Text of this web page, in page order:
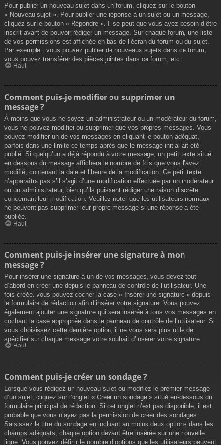
Pour publier un nouveau sujet dans un forum, cliquez sur le bouton
« Nouveau sujet ». Pour publier une réponse à un sujet ou un message,
cliquez sur le bouton « Répondre ». Il se peut que vous ayez besoin d’être
inscrit avant de pouvoir rédiger un message. Sur chaque forum, une liste
de vos permissions est affichée en bas de l’écran du forum ou du sujet.
Par exemple : vous pouvez publier de nouveaux sujets dans ce forum,
vous pouvez transférer des pièces jointes dans ce forum, etc.
Haut
Comment puis-je modifier ou supprimer un
message ?
À moins que vous ne soyez un administrateur ou un modérateur du forum,
vous ne pouvez modifier ou supprimer que vos propres messages. Vous
pouvez modifier un de vos messages en cliquant le bouton adéquat,
parfois dans une limite de temps après que le message initial ait été
publié. Si quelqu’un a déjà répondu à votre message, un petit texte situé
en dessous du message affichera le nombre de fois que vous l’avez
modifié, contenant la date et l’heure de la modification. Ce petit texte
n’apparaîtra pas s’il s’agit d’une modification effectuée par un modérateur
ou un administrateur, bien qu’ils puissent rédiger une raison discrète
concernant leur modification. Veuillez noter que les utilisateurs normaux
ne peuvent pas supprimer leur propre message si une réponse a été
publiée.
Haut
Comment puis-je insérer une signature à mon
message ?
Pour insérer une signature à un de vos messages, vous devez tout
d’abord en créer une depuis le panneau de contrôle de l’utilisateur. Une
fois créée, vous pouvez cocher la case « Insérer une signature » depuis
le formulaire de rédaction afin d’insérer votre signature. Vous pouvez
également ajouter une signature qui sera insérée à tous vos messages en
cochant la case appropriée dans le panneau de contrôle de l’utilisateur. Si
vous choisissez cette dernière option, il ne vous sera plus utile de
spécifier sur chaque message votre souhait d’insérer votre signature.
Haut
Comment puis-je créer un sondage ?
Lorsque vous rédigez un nouveau sujet ou modifiez le premier message
d’un sujet, cliquez sur l’onglet « Créer un sondage » situé en-dessous du
formulaire principal de rédaction. Si cet onglet n’est pas disponible, il est
probable que vous n’ayez pas la permission de créer des sondages.
Saisissez le titre du sondage en incluant au moins deux options dans les
champs adéquats, chaque option devant être insérée sur une nouvelle
ligne. Vous pouvez définir le nombre d’options que les utilisateurs peuvent